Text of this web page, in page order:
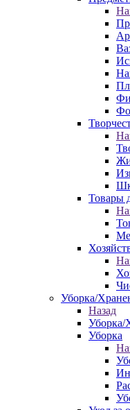
Товары
Уборка/
Назад
Уборка/
Уборка